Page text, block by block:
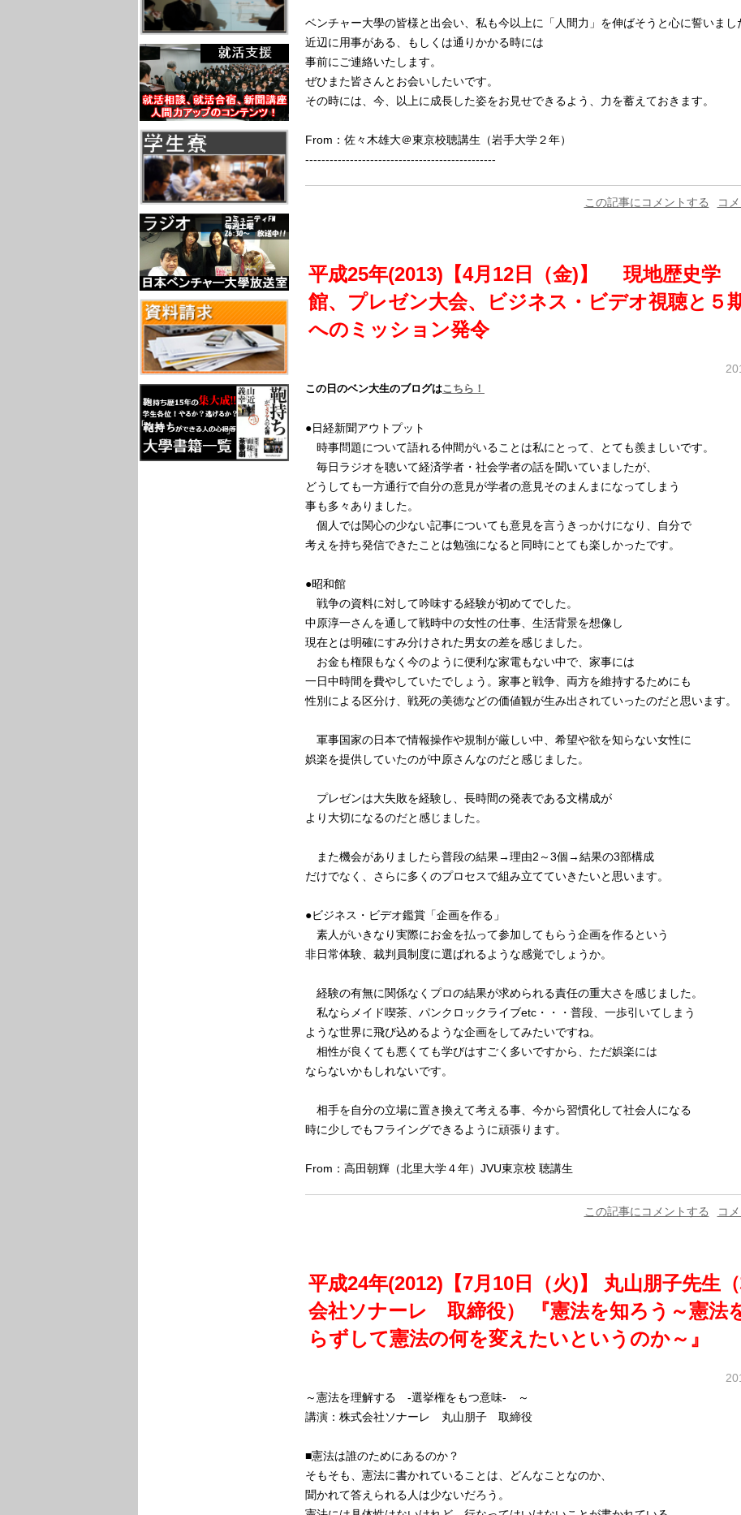
ベンチャー大學の皆様と出会い、私も今以上に「人間力」を伸ばそうと心に誓いまし
近辺に用事がある、もしくは通りかかる時には
事前にご連絡いたします。
ぜひまた皆さんとお会いしたいです。
その時には、今、以上に成長した姿をお見せできるよう、力を蓄えておきます。
From：佐々木雄大＠東京校聴講生（岩手大学２年）
-----------------------------------------------
この記事にコメントする コ
平成25年(2013)【4月12日（金)】 現地歴史学
館、プレゼン大会、ビジネス・ビデオ視聴と５
へのミッション発令
この日のベン大生のブログはこちら！
●日経新聞アウトプット
時事問題について語れる仲間がいることは私にとって、とても羨ましいです。
毎日ラジオを聴いて経済学者・社会学者の話を聞いていましたが、
どうしても一方通行で自分の意見が学者の意見そのまんまになってしまう
事も多々ありました。
個人では関心の少ない記事についても意見を言うきっかけになり、自分で
考えを持ち発信できたことは勉強になると同時にとても楽しかったです。
●昭和館
戦争の資料に対して吟味する経験が初めてでした。
中原淳一さんを通して戦時中の女性の仕事、生活背景を想像し
現在とは明確にすみ分けされた男女の差を感じました。
お金も権限もなく今のように便利な家電もない中で、家事には
一日中時間を費やしていたでしょう。家事と戦争、両方を維持するためにも
性別による区分け、戦死の美徳などの価値観が生み出されていったのだと思います。
軍事国家の日本で情報操作や規制が厳しい中、希望や欲を知らない女性に
娯楽を提供していたのが中原さんなのだと感じました。
プレゼンは大失敗を経験し、長時間の発表である文構成が
より大切になるのだと感じました。
また機会がありましたら普段の結果→理由2～3個→結果の3部構成
だけでなく、さらに多くのプロセスで組み立てていきたいと思います。
●ビジネス・ビデオ鑑賞「企画を作る」
素人がいきなり実際にお金を払って参加してもらう企画を作るという
非日常体験、裁判員制度に選ばれるような感覚でしょうか。
経験の有無に関係なくプロの結果が求められる責任の重大さを感じました。
私ならメイド喫茶、パンクロックライブetc・・・普段、一歩引いてしまう
ような世界に飛び込めるような企画をしてみたいですね。
相性が良くても悪くても学びはすごく多いですから、ただ娯楽には
ならないかもしれないです。
相手を自分の立場に置き換えて考える事、今から習慣化して社会人になる
時に少しでもフライングできるように頑張ります。
From：高田朝輝（北里大学４年）JVU東京校 聴講生
この記事にコメントする コ
平成24年(2012)【7月10日（火)】 丸山朋子先生
会社ソナーレ 取締役） 『憲法を知ろう～憲法
らずして憲法の何を変えたいというのか～』
～憲法を理解する -選挙権をもつ意味- ～
講演：株式会社ソナーレ 丸山朋子 取締役
■憲法は誰のためにあるのか？
そもそも、憲法に書かれていることは、どんなことなのか、
聞かれて答えられる人は少ないだろう。